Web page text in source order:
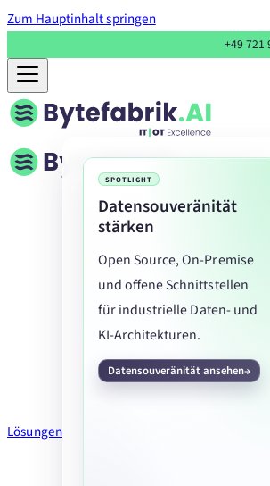
Zum Hauptinhalt springen
+49 721
Lösungen
SPOTLIGHT
Datensouveränität
stärken
Open Source, On-Premise
und offene Schnittstellen
für industrielle Daten- und
KI-Architekturen.
Datensouveränität ansehen